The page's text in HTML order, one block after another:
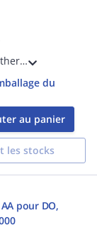
Pack alarme 4G Wi-Fi Ethernet 8 zones équipé de ses 2 télécommandes, 2 détecteurs de mouvement, connecté à l'appli Tydom
du
au panier
les stocks